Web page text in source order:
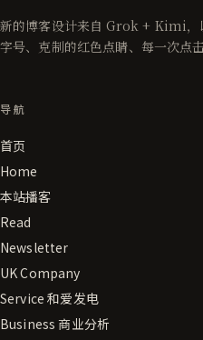
新的博客设计来自 Grok + Kimi，
字号、克制的红色点睛、每一次点
导航
首页
Home
本站播客
Read
Newsletter
UK Company
Service 和爱发电
Business 商业分析